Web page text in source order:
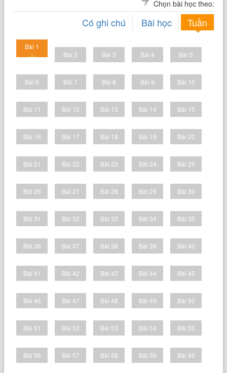
Chọn bài học theo:
Có ghi chú Bài học Tuần
Bài 1
...|... Bài 2 Bài 3 Bài 4 Bài 5
Bài 6 Bài 7 Bài 8 Bài 9 Bài 10
Bài 11 Bài 12 Bài 13 Bài 14 Bài 15
Bài 16 Bài 17 Bài 18 Bài 19 Bài 20
Bài 21 Bài 22 Bài 23 Bài 24 Bài 25
Bài 26 Bài 27 Bài 28 Bài 29 Bài 30
Bài 31 Bài 32 Bài 33 Bài 34 Bài 35
Bài 36 Bài 37 Bài 38 Bài 39 Bài 40
Bài 41 Bài 42 Bài 43 Bài 44 Bài 45
Bài 46 Bài 47 Bài 48 Bài 49 Bài 50
Bài 51 Bài 52 Bài 53 Bài 54 Bài 55
Bài 56 Bài 57 Bài 58 Bài 59 Bài 60